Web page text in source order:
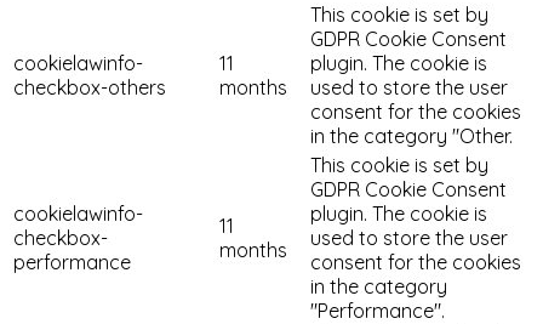
cookielawinfo-
checkbox-others
11
months
This cookie is set by
GDPR Cookie Consent
plugin. The cookie is
used to store the user
consent for the cookies
in the category "Other.
cookielawinfo-
checkbox-
performance
11
months
This cookie is set by
GDPR Cookie Consent
plugin. The cookie is
used to store the user
consent for the cookies
in the category
"Performance".